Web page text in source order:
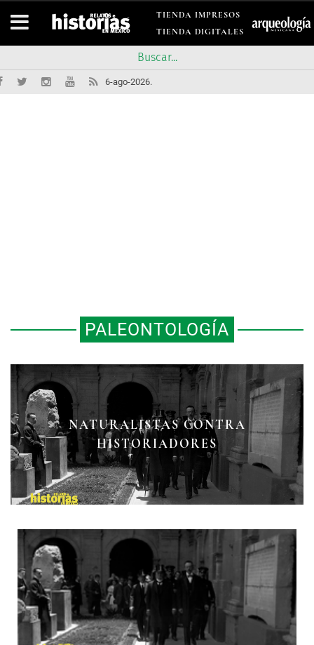
TIENDA IMPRESOS
TIENDA DIGITALES
6-ago-2026.
PALEONTOLOGÍA
NATURALISTAS CONTRA
HISTORIADORES
MUSEO DE GEOLOGÍA, EL
PALACIO DE LAS CIENCIAS DE LA
TIERRA